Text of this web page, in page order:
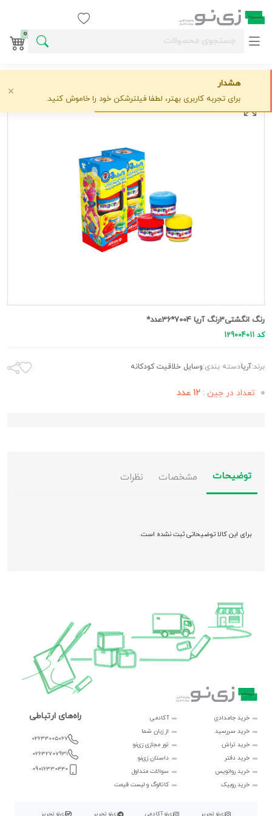
0
وسایل خلاقیت کودکانه
رنگ انگشتی3رنگ آریا 7004*36عدد*
کد 129004011
برند:آريادسته بندی:وسایل خلاقیت کودکانه
تعداد در جین : 12 عدد
توضیحات مشخصات نظرات
برای این کالا توضیحاتی ثبت نشده است.
خرید جامدادی
خرید سررسید
خرید تراش
خرید دفتر
خرید روانویس
خرید روبیک
آکادمی
از زبان شما
تور مجازی زی‌نو
داستان زی‌نو
سوالات متداول
کاتالوگ و لیست قیمت
راه‌های ارتباطی
02634005067
02632707931
09016330440
زی‌نو تحریر زی‌نو آکادمی زی‌نو تحریر زی‌نو تحریر
هشدار
برای تجربه کاربری بهتر، لطفا فیلترشکن خود را خاموش کنید.